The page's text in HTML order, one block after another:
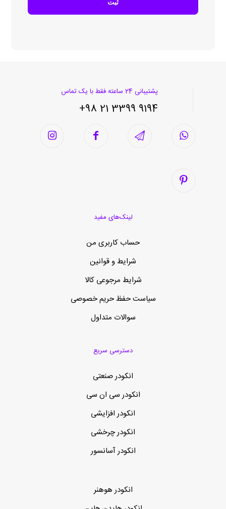
پشتیبانی 24 ساعته فقط با یک تماس
9194 3399 21 98+
لینک‌های مفید
حساب کاربری من
شرایط و قوانین
شرایط مرجوعی کالا
سیاست حفظ حریم خصوصی
سوالات متداول
دسترسی سریع
انکودر صنعتی
انکودر سی ان سی
انکودر افزایشی
انکودر چرخشی
انکودر آسانسور
انکودر هوهنر